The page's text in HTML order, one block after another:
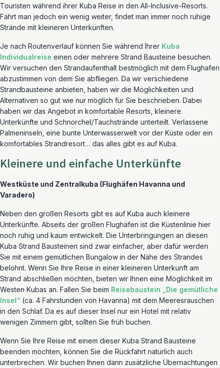
Touristen während ihrer Kuba Reise in den All-Inclusive-Resorts.
Fährt man jedoch ein wenig weiter, findet man immer noch ruhige
Strände mit kleineren Unterkünften.
Je nach Routenverlauf können Sie während Ihrer Kuba
Individualreise einen oder mehrere Strand Bausteine besuchen.
Wir versuchen den Strandaufenthalt bestmöglich mit dem Flughafen
abzustimmen von dem Sie abfliegen. Da wir verschiedene
Strandbausteine anbieten, haben wir die Möglichkeiten und
Alternativen so gut wie nur möglich für Sie beschrieben. Dabei
haben wir das Angebot in komfortable Resorts, kleinere
Unterkünfte und Schnorchel/Tauchstrände unterteilt. Verlassene
Palmeninseln, eine bunte Unterwasserwelt vor der Küste oder ein
komfortables Strandresort… das alles gibt es auf Kuba.
Kleinere und einfache Unterkünfte
Westküste und Zentralkuba (Flughäfen Havanna und
Varadero)
Neben den großen Resorts gibt es auf Kuba auch kleinere
Unterkünfte. Abseits der großen Flughäfen ist die Küstenlinie hier
noch ruhig und kaum entwickelt. Die Unterbringungen an diesen
Kuba Strand Bausteinen sind zwar einfacher, aber dafür werden
Sie mit einem gemütlichen Bungalow in der Nähe des Strandes
belohnt. Wenn Sie Ihre Reise in einer kleineren Unterkunft am
Strand abschließen möchten, bieten wir Ihnen eine Möglichkeit im
Westen Kubas an. Fallen Sie beim Reisebaustein „Die gemütliche
Insel“ (ca. 4 Fahrstunden von Havanna) mit dem Meeresrauschen
in den Schlaf. Da es auf dieser Insel nur ein Hotel mit relativ
wenigen Zimmern gibt, sollten Sie früh buchen.
Wenn Sie Ihre Reise mit einem dieser Kuba Strand Bausteine
beenden möchten, können Sie die Rückfahrt natürlich auch
unterbrechen. Wir buchen Ihnen dann zusätzliche Übernachtungen